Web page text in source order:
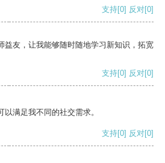
支持[0] 反对[0]
益友，让我能够随时随地学习新知识，拓宽
支持[0] 反对[0]
满足我不同的社交需求。
支持[0] 反对[0]